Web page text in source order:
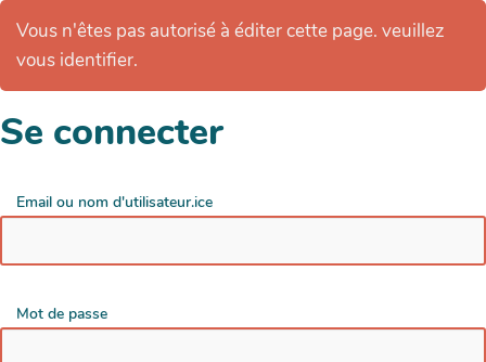
Vous n'êtes pas autorisé à éditer cette page. veuillez
vous identifier.
Se connecter
Email ou nom d'utilisateur.ice
Mot de passe